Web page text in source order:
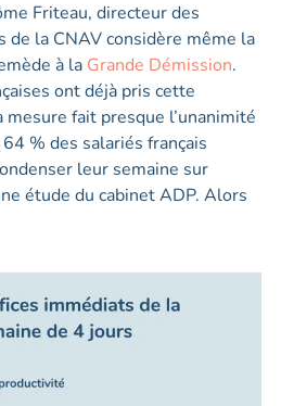
Friteau, directeur des
de la CNAV considère même la
à la Grande Démission.
ont déjà pris cette
fait presque l’unanimité
% des salariés français
leur semaine sur
étude du cabinet ADP. Alors